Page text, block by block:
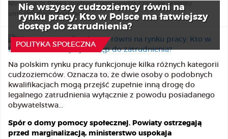
Nowelizacja Prawa wodnego wprowadza czasowe przepisy
umożliwiające legalizację...
POLITYKA SPOŁECZNA
Nie wszyscy cudzoziemcy równi na
rynku pracy. Kto w Polsce ma łatwiejszy
dostęp do zatrudnienia?
7 Sierpnia 2026
Na polskim rynku pracy funkcjonuje kilka różnych kategorii
cudzoziemców. Oznacza to, że dwie osoby o podobnych
kwalifikacjach mogą przejść zupełnie inną drogę do
legalnego zatrudnienia wyłącznie z powodu posiadanego
obywatelstwa...
Spór o domy pomocy społecznej. Powiaty ostrzegają
przed marginalizacją, ministerstwo uspokaja